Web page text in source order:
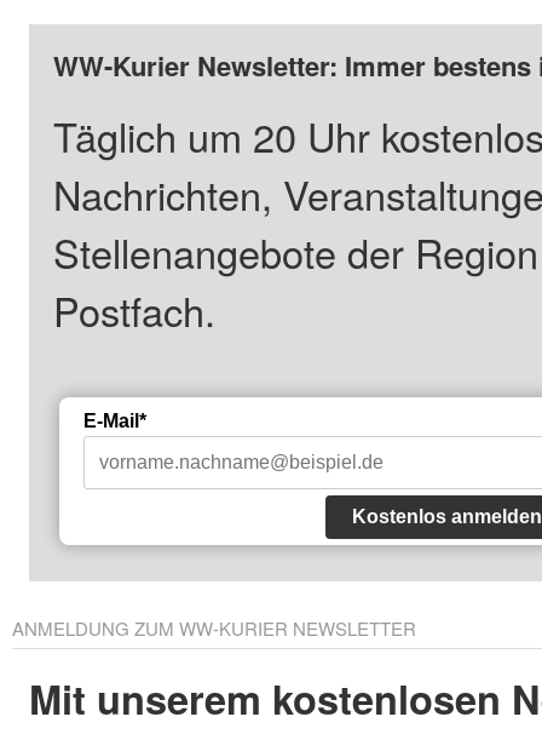
WW-Kurier Newsletter: Immer
Täglich um 20 Uhr
Nachrichten,
Stellenangebote der
Postfach.
E-Mail*
Kostenlos anmelden
ANMELDUNG ZUM WW-KURIER NEWSLETTER
Mit unserem kostenlosen